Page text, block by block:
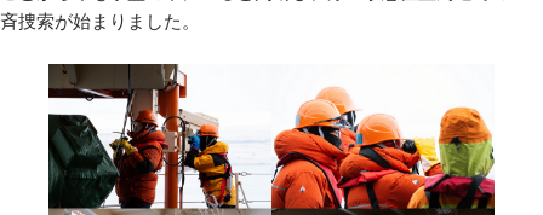
斉捜索が始まりました。